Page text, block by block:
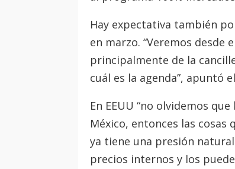
Hay expectativa también
en marzo. “Veremos
principalmente de la
cuál es la agenda”, apuntó
En EEUU “no olvidemos
México, entonces las cosas
ya tiene una presión
precios internos y los